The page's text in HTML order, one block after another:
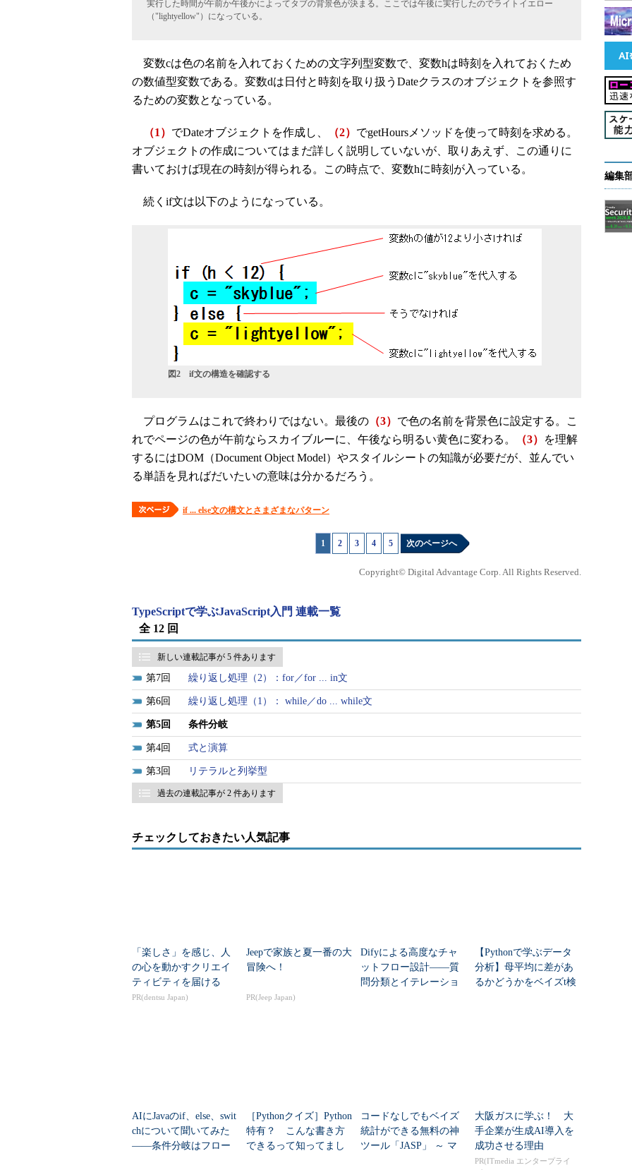
実行した時間が午前か午後かによってタブの背景色が決まる。ここでは午後に実行したのでライトイエロー
（"lightyellow"）になっている。
変数cは色の名前を入れておくための文字列型変数で、変数hは時刻を入れておくため
の数値型変数である。変数dは日付と時刻を取り扱うDateクラスのオブジェクトを参照す
るための変数となっている。
（1） でDateオブジェクトを作成し、 （2） でgetHoursメソッドを使って時刻を求める。
オブジェクトの作成についてはまだ詳しく説明していないが、取りあえず、この通りに
書いておけば現在の時刻が得られる。この時点で、変数hに時刻が入っている。
続くif文は以下のようになっている。
図2 if文の構造を確認する
プログラムはこれで終わりではない。最後の （3） で色の名前を背景色に設定する。こ
れでページの色が午前ならスカイブルーに、午後なら明るい黄色に変わる。
（3）
を理解
するにはDOM（Document Object Model）やスタイルシートの知識が必要だが、並んでい
る単語を見ればだいたいの意味は分かるだろう。
if ... else文の構文とさまざまなパターン
1 2 3 4 5 次のページへ
Copyright© Digital Advantage Corp. All Rights Reserved.
TypeScriptで学ぶJavaScript入門 連載一覧
全 12 回
新しい連載記事が 5 件あります
7 繰り返し処理（2）：for／for ... in文
6 繰り返し処理（1）： while／do ... while文
5 条件分岐
4 式と演算
3 リテラルと列挙型
過去の連載記事が 2 件あります
チェックしておきたい人気記事
「楽しさ」を感じ、人
の心を動かすクリエイ
ティビティを届ける
PR(dentsu Japan)
Jeepで家族と夏一番の大
冒険へ！
PR(Jeep Japan)
Difyによる高度なチャ
ットフロー設計――質
問分類とイテレーショ
【Pythonで学ぶデータ
分析】母平均に差があ
るかどうかをベイズt検
AIにJavaのif、else、swit
chについて聞いてみた
――条件分岐はフロー
［Pythonクイズ］Python
特有？ こんな書き方
できるって知ってまし
コードなしでもベイズ
統計ができる無料の神
ツール「JASP」 ～ マ
大阪ガスに学ぶ！ 大
手企業が生成AI導入を
成功させる理由
PR(ITmedia エンタープライ
編集